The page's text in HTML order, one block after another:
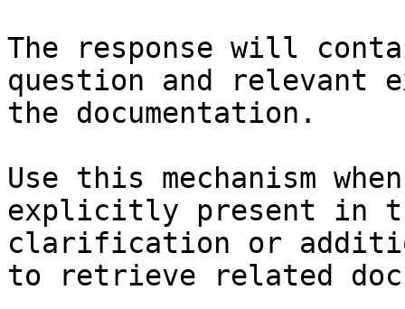
The response will
question and relevant
the documentation.
Use this mechanism
explicitly present in
clarification or